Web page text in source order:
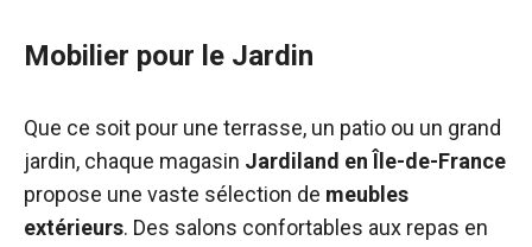
Mobilier pour le Jardin
Que ce soit pour une terrasse, un patio ou un grand
jardin, chaque magasin Jardiland en Île-de-France
propose une vaste sélection de meubles
extérieurs. Des salons confortables aux repas en